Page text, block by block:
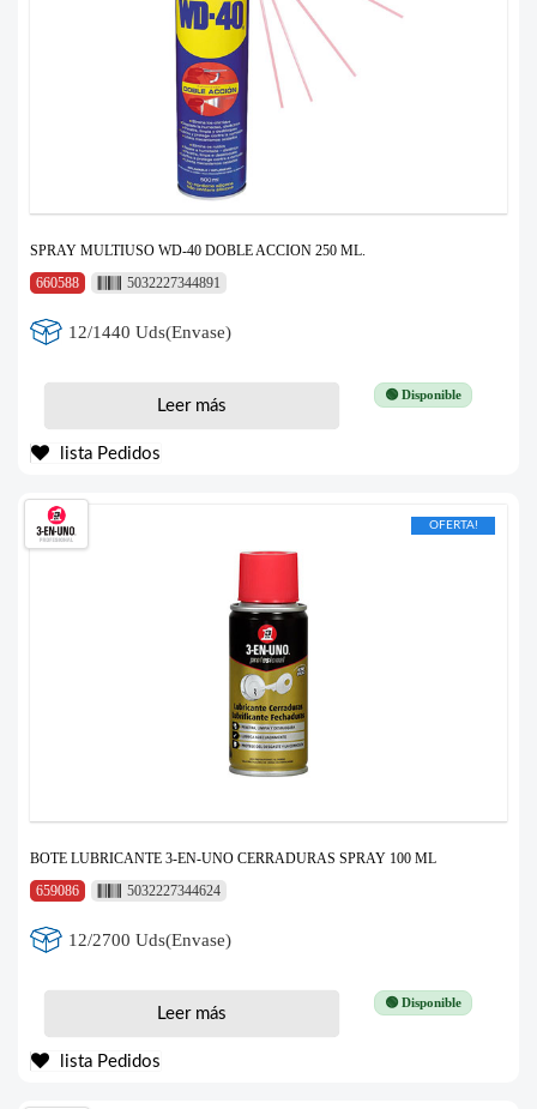
SPRAY MULTIUSO WD-40 DOBLE ACCION 250 ML.
660588
5032227344891
12/1440 Uds(Envase)
🟢 Disponible
Leer más
lista Pedidos
OFERTA!
BOTE LUBRICANTE 3-EN-UNO CERRADURAS SPRAY 100 ML
659086
5032227344624
12/2700 Uds(Envase)
🟢 Disponible
Leer más
lista Pedidos